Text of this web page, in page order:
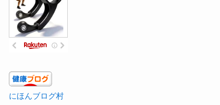
にほんブログ村